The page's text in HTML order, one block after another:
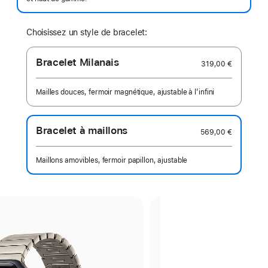
Choisissez un style de bracelet:
Bracelet Milanais 319,00 €
Mailles douces, fermoir magnétique, ajustable à l’infini
Bracelet à maillons 569,00 €
Maillons amovibles, fermoir papillon, ajustable